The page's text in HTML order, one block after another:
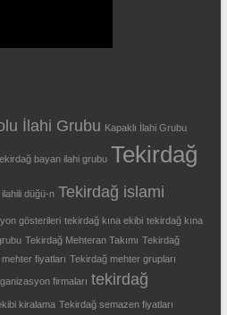
İlahi Grubu Kapaklı İlahi Grubu
bayan ilahi grubu Tekirdağ
düğü-n Tekirdağ islami
gösterileri tekirdağ kına ekibi tekirdağ kına
Tekirdağ Mehteran Takımı Tekirdağ
fiyatları Tekirdağ mehter grupları
firmaları tekirdağ
kiralama Tekirdağ semazen fiyatları